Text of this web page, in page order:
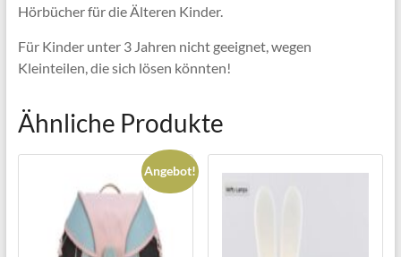
Hörbücher für die Älteren Kinder.
Für Kinder unter 3 Jahren nicht geeignet, wegen
Kleinteilen, die sich lösen könnten!
Ähnliche Produkte
Angebot!